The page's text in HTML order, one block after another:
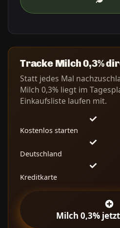
Tracke Milch 0,3%
Statt jedes Mal
Milch 0,3% liegt im
Einkaufsliste laufen mit.
Kostenlos starten
Deutschland
Kreditkarte
Milch 0,3%